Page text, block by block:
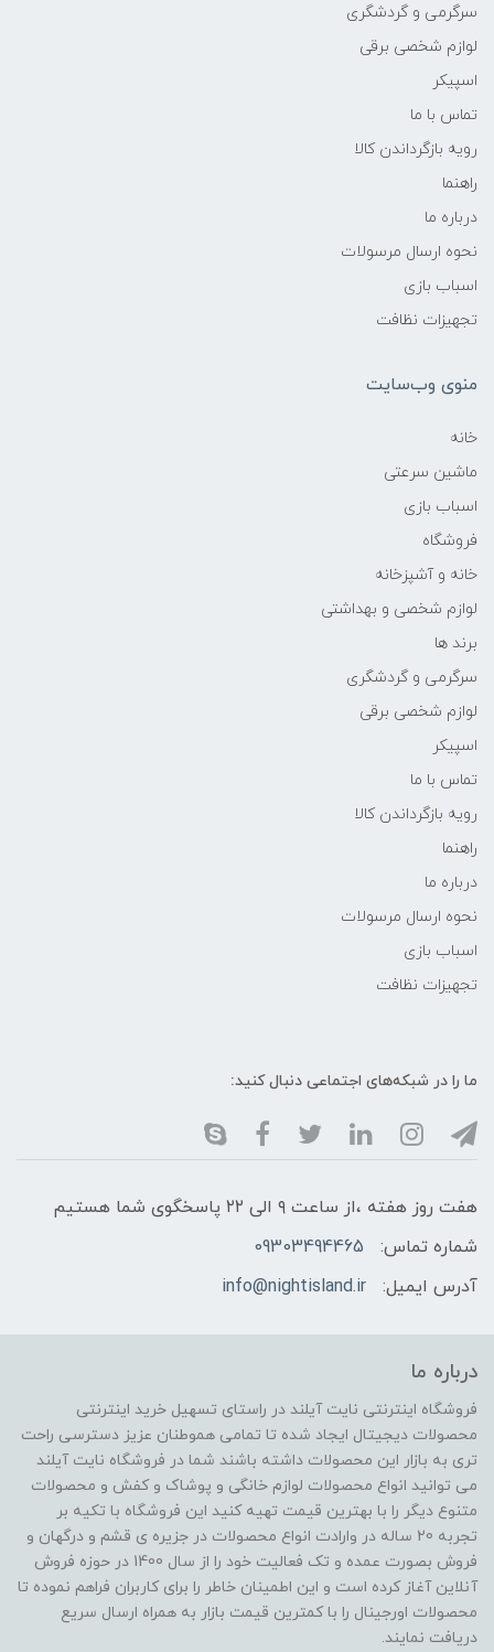
سرگرمی و گردشگری
لوازم شخصی برقی
اسپیکر
تماس با ما
رویه بازگرداندن کالا
راهنما
درباره ما
نحوه ارسال مرسولات
اسباب بازی
تجهیزات نظافت
منوی وب‌سایت
خانه
ماشین سرعتی
اسباب بازی
فروشگاه
خانه و آشپزخانه
لوازم شخصی و بهداشتی
برند ها
سرگرمی و گردشگری
لوازم شخصی برقی
اسپیکر
تماس با ما
رویه بازگرداندن کالا
راهنما
درباره ما
نحوه ارسال مرسولات
اسباب بازی
تجهیزات نظافت
ما را در شبکه‌های اجتماعی دنبال کنید:
هفت روز هفته ،از ساعت ۹ الی ۲۲ پاسخگوی شما هستیم
شماره تماس:
09303494465
آدرس ایمیل:
info@nightisland.ir
درباره ما
فروشگاه اینترنتی نایت آیلند در راستای تسهیل خرید اینترنتی
محصولات دیجیتال ایجاد شده تا تمامی هموطنان عزیز دسترسی راحت
تری به بازار این محصولات داشته باشند شما در فروشگاه نایت آیلند
می توانید انواع محصولات لوازم خانگی و پوشاک و کفش و محصولات
متنوع دیگر را با بهترین قیمت تهیه کنید این فروشگاه با تکیه بر
تجربه 20 ساله در وارادت انواع محصولات در جزیره ی قشم و درگهان و
فروش بصورت عمده و تک فعالیت خود را از سال 1400 در حوزه فروش
آنلاین آغاز کرده است و این اطمینان خاطر را برای کاربران فراهم نموده تا
محصولات اورجینال را با کمترین قیمت بازار به همراه ارسال سریع
دریافت نمایند.